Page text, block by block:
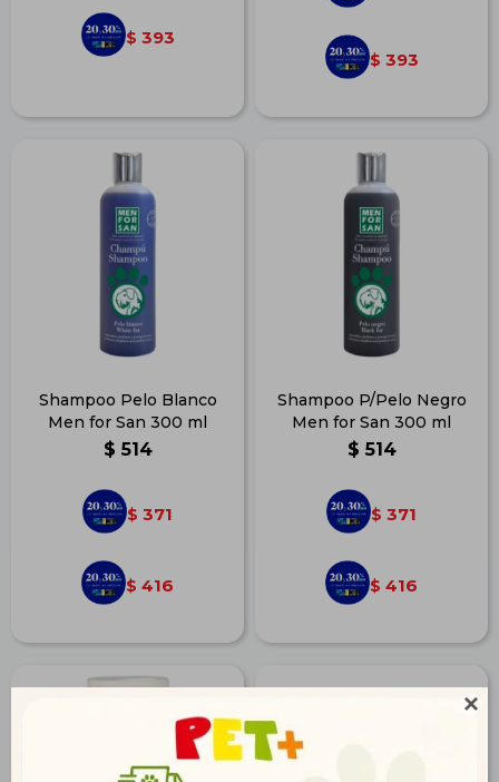

$ 393
$ 393
Shampoo Pelo Blanco
Men for San 300 ml
$ 514
$ 371
$ 416
Shampoo P/Pelo Negro
Men for San 300 ml
$ 514
$ 371
$ 416